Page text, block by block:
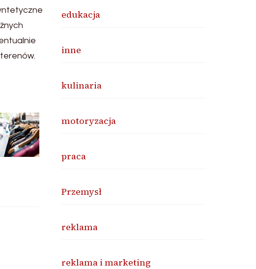
edukacja
inne
kulinaria
motoryzacja
praca
Przemysł
reklama
reklama i marketing